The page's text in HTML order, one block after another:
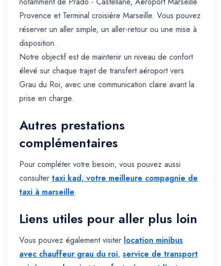
Provence et Terminal croisière Marseille. Vous pouvez
réserver un aller simple, un aller-retour ou une mise à
disposition.
Notre objectif est de maintenir un niveau de confort
élevé sur chaque trajet de transfert aéroport vers
Grau du Roi, avec une communication claire avant la
prise en charge.
Autres prestations
complémentaires
Pour compléter votre besoin, vous pouvez aussi
consulter taxi kad, votre meilleure compagnie de
taxi à marseille.
Liens utiles pour aller plus loin
Vous pouvez également visiter location minibus
avec chauffeur grau du roi, service de transport